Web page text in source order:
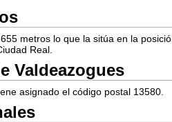
metros lo que la sitúa en la
Real.
Valdeazogues
asignado el código postal 13580.